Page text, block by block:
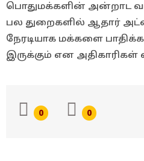
பொதுமக்களின் அன்றாட
பல துறைகளில் ஆதார்
நேரடியாக மக்களை
இருக்கும் என
0 0